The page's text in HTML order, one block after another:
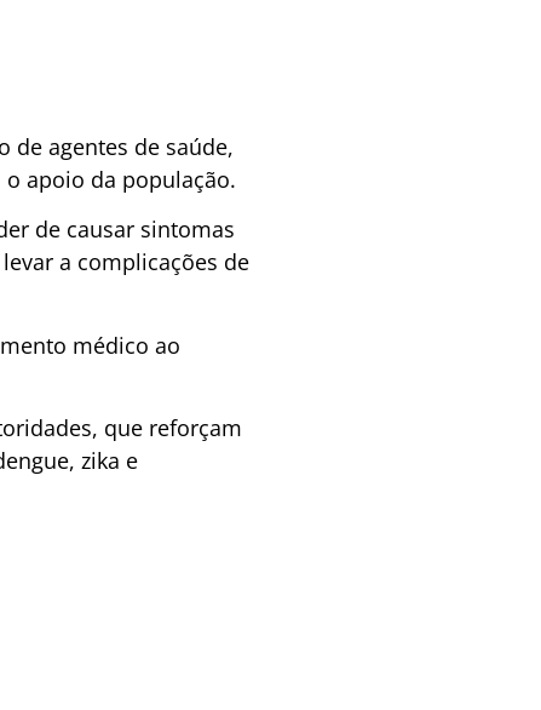
de agentes de saúde,
apoio da população.
de causar sintomas
a complicações de
médico ao
que reforçam
zika e